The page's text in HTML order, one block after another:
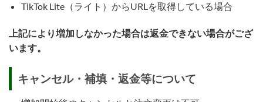
TikTok Lite（ライト）からURLを取得している場合
上記により増加しなかった場合は返金できない場合がござ
います。
キャンセル・補填・返金等について